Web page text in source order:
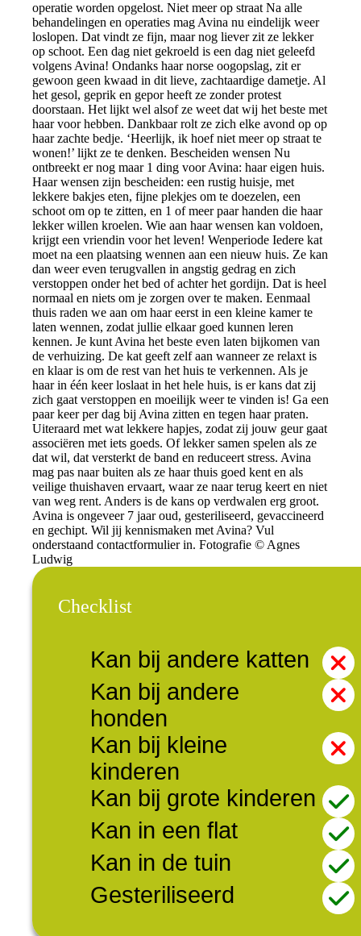
operatie worden opgelost. Niet meer op straat Na alle
behandelingen en operaties mag Avina nu eindelijk weer
loslopen. Dat vindt ze fijn, maar nog liever zit ze lekker
op schoot. Een dag niet gekroeld is een dag niet geleefd
volgens Avina! Ondanks haar norse oogopslag, zit er
gewoon geen kwaad in dit lieve, zachtaardige dametje. Al
het gesol, geprik en gepor heeft ze zonder protest
doorstaan. Het lijkt wel alsof ze weet dat wij het beste met
haar voor hebben. Dankbaar rolt ze zich elke avond op op
haar zachte bedje. ‘Heerlijk, ik hoef niet meer op straat te
wonen!’ lijkt ze te denken. Bescheiden wensen Nu
ontbreekt er nog maar 1 ding voor Avina: haar eigen huis.
Haar wensen zijn bescheiden: een rustig huisje, met
lekkere bakjes eten, fijne plekjes om te doezelen, een
schoot om op te zitten, en 1 of meer paar handen die haar
lekker willen kroelen. Wie aan haar wensen kan voldoen,
krijgt een vriendin voor het leven! Wenperiode Iedere kat
moet na een plaatsing wennen aan een nieuw huis. Ze kan
dan weer even terugvallen in angstig gedrag en zich
verstoppen onder het bed of achter het gordijn. Dat is heel
normaal en niets om je zorgen over te maken. Eenmaal
thuis raden we aan om haar eerst in een kleine kamer te
laten wennen, zodat jullie elkaar goed kunnen leren
kennen. Je kunt Avina het beste even laten bijkomen van
de verhuizing. De kat geeft zelf aan wanneer ze relaxt is
en klaar is om de rest van het huis te verkennen. Als je
haar in één keer loslaat in het hele huis, is er kans dat zij
zich gaat verstoppen en moeilijk weer te vinden is! Ga een
paar keer per dag bij Avina zitten en tegen haar praten.
Uiteraard met wat lekkere hapjes, zodat zij jouw geur gaat
associëren met iets goeds. Of lekker samen spelen als ze
dat wil, dat versterkt de band en reduceert stress. Avina
mag pas naar buiten als ze haar thuis goed kent en als
veilige thuishaven ervaart, waar ze naar terug keert en niet
van weg rent. Anders is de kans op verdwalen erg groot.
Avina is ongeveer 7 jaar oud, gesteriliseerd, gevaccineerd
en gechipt. Wil jij kennismaken met Avina? Vul
onderstaand contactformulier in. Fotografie © Agnes
Ludwig
Checklist
Kan bij andere katten
Kan bij andere
honden
Kan bij kleine
kinderen
Kan bij grote kinderen
Kan in een flat
Kan in de tuin
Gesteriliseerd